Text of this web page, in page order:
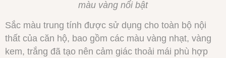
màu vàng nổi bật
Sắc màu trung tính được sử dụng cho toàn bộ nội
thất của căn hộ, bao gồm các màu vàng nhạt, vàng
kem, trắng đã tạo nên cảm giác thoải mái phù hợp